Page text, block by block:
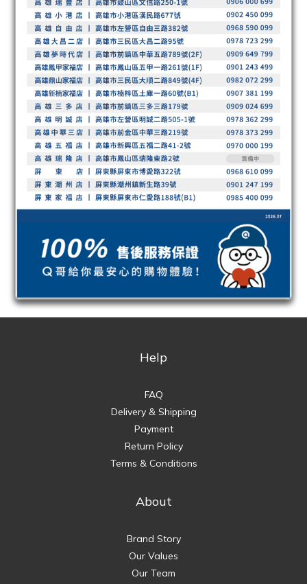
Help
FAQ
Delivery & Shipping
Payment
Return Policy
Terms & Conditions
About
Brand Story
Our Values
Our Team